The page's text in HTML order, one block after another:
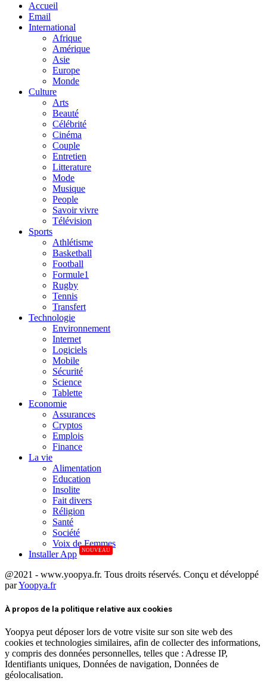
Accueil
Email
International
Afrique
Amérique
Asie
Europe
Monde
Culture
Arts
Beauté
Célébrité
Cinéma
Couple
Entretien
Litterature
Mode
Musique
People
Savoir vivre
Télévision
Sports
Athlétisme
Basketball
Football
Formule1
Rugby
Tennis
Transfert
Technologie
Environnement
Internet
Logiciels
Mobile
Sécurité
Science
Tablette
Economie
Assurances
Cryptos
Emplois
Finance
La vie
Alimentation
Education
Insolite
Fait divers
Réligion
Santé
Société
Voix de Femmes
Installer App
NOUVEAU
@2021 - www.yoopya.fr. Tous droits réservés. Conçu et développé
parYoopya.fr
À propos de la politique relative aux cookies
Yoopya peut déposer lors de votre visite sur son site web des
cookies et technologies similaires, afin de collecter des informations,
y compris des données personnelles, telles que : Adresse IP,
Identifiants uniques, Données de navigation, Données de
géolocalisation.